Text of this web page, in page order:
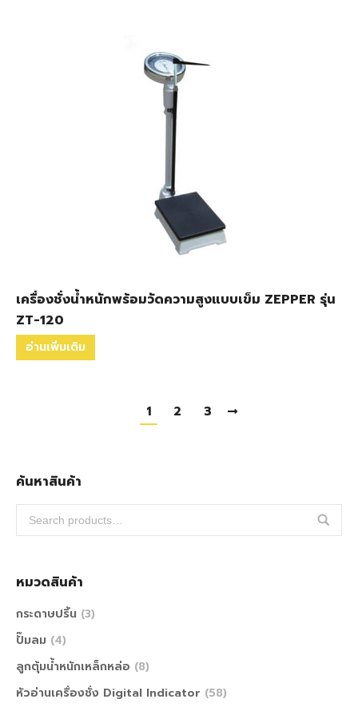
เครื่องชั่งน้ำหนักพร้อมวัดความสูงแบบเข็ม ZEPPER รุ่น
ZT-120
อ่านเพิ่มเติม
1 2 3
ค้นหาสินค้า
หมวดสินค้า
กระดาษปริ้น (3)
ปั๊มลม (4)
ลูกตุ้มน้ำหนักเหล็กหล่อ (8)
หัวอ่านเครื่องชั่ง Digital Indicator (58)